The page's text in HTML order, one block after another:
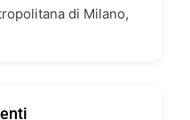
di Milano,